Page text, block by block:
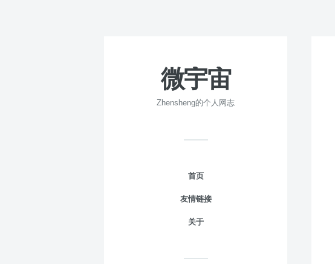
微宇宙
Zhensheng的个人网志
首页
友情链接
关于